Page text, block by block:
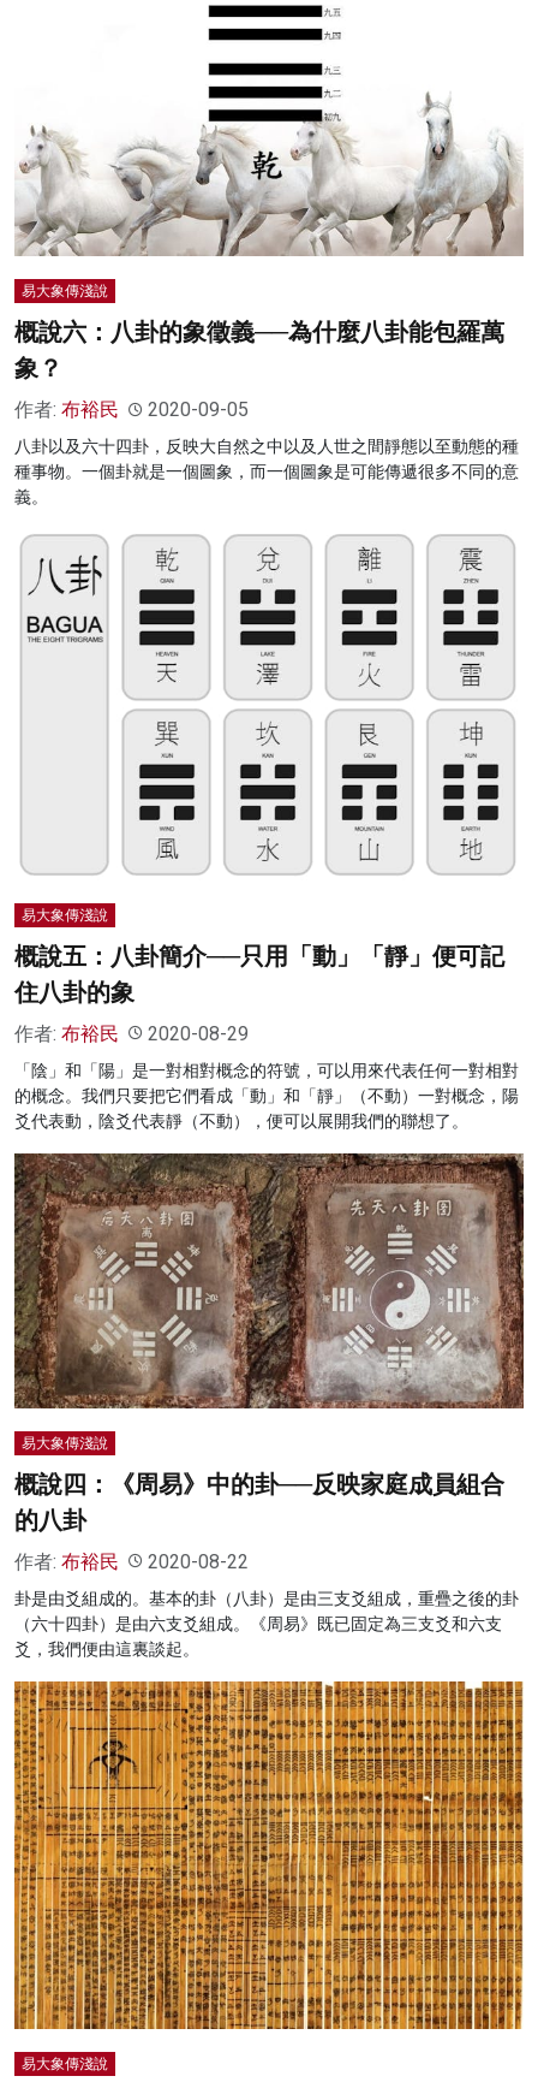
易大象傳淺說
概說六：八卦的象徵義──為什麼八卦能包羅萬
象？
作者: 布裕民 2020-09-05
八卦以及六十四卦，反映大自然之中以及人世之間靜態以至動態的種
種事物。一個卦就是一個圖象，而一個圖象是可能傳遞很多不同的意
義。
易大象傳淺說
概說五：八卦簡介──只用「動」「靜」便可記
住八卦的象
作者: 布裕民 2020-08-29
「陰」和「陽」是一對相對概念的符號，可以用來代表任何一對相對
的概念。我們只要把它們看成「動」和「靜」（不動）一對概念，陽
爻代表動，陰爻代表靜（不動），便可以展開我們的聯想了。
易大象傳淺說
概說四：《周易》中的卦──反映家庭成員組合
的八卦
作者: 布裕民 2020-08-22
卦是由爻組成的。基本的卦（八卦）是由三支爻組成，重疊之後的卦
（六十四卦）是由六支爻組成。《周易》既已固定為三支爻和六支
爻，我們便由這裏談起。
易大象傳淺說